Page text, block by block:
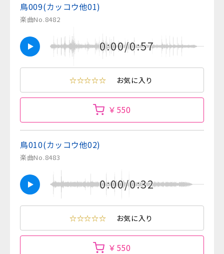
鳥009(カッコウ他01)
楽曲No.8482
0:00/0:57
☆☆☆☆☆ お気に入り
￥550
鳥010(カッコウ他02)
楽曲No.8483
0:00/0:32
☆☆☆☆☆ お気に入り
￥550